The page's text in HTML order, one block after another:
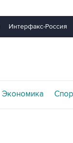
Интерфакс-Россия
Экономика